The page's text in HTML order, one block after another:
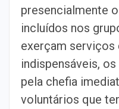
presencialmente
incluídos nos
exerçam serviços
indispensáveis,
pela chefia
voluntários que